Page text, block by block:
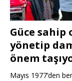
Güce sahip
yönetip
önem
Mayıs 1977’den